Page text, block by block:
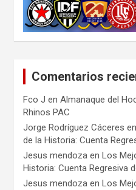
Comentarios
Fco J enAlmanaque del
Rhinos PAC
Jorge Rodríguez Cáceres
de la Historia: Cuenta
Jesus mendoza enLos
Historia: Cuenta Regresiva
Jesus mendoza enLos